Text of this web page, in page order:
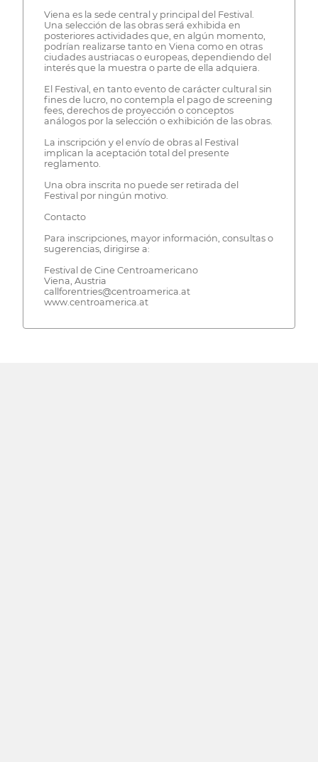
Viena es la sede central y principal del Festival.
Una selección de las obras será exhibida en
posteriores actividades que, en algún momento,
podrían realizarse tanto en Viena como en otras
ciudades austriacas o europeas, dependiendo del
interés que la muestra o parte de ella adquiera.
El Festival, en tanto evento de carácter cultural sin
fines de lucro, no contempla el pago de screening
fees, derechos de proyección o conceptos
análogos por la selección o exhibición de las obras.
La inscripción y el envío de obras al Festival
implican la aceptación total del presente
reglamento.
Una obra inscrita no puede ser retirada del
Festival por ningún motivo.
Contacto
Para inscripciones, mayor información, consultas o
sugerencias, dirigirse a:
Festival de Cine Centroamericano
Viena, Austria
callforentries@centroamerica.at
www.centroamerica.at